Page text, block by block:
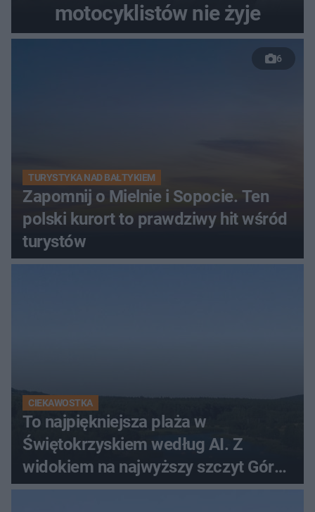
motocyklistów nie żyje
6
TURYSTYKA NAD BAŁTYKIEM
Zapomnij o Mielnie i Sopocie. Ten
polski kurort to prawdziwy hit wśród
turystów
CIEKAWOSTKA
To najpiękniejsza plaża w
Świętokrzyskiem według AI. Z
widokiem na najwyższy szczyt Gór
Świętokrzyskich